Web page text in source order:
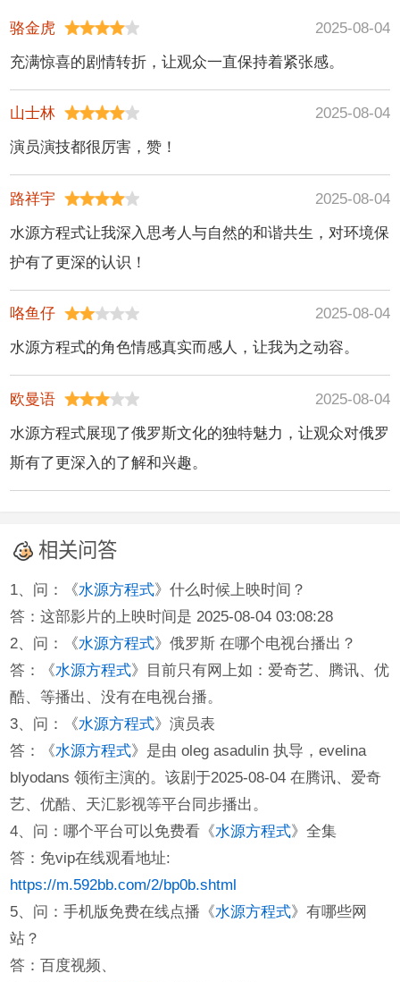
宾逊-史密斯,丹娜·奎
廉斯,克莱斯·威廉斯,
林恩·惠特菲尔德,帕
特里夏·贝尔彻,乔娜·
肖,史蒂夫·图森特,温
德,雅克·考利蒙,泽克
骆金虎
2025-08-04
充满惊喜的剧情转折，让观众一直保持着紧张感。
山士林
2025-08-04
演员演技都很厉害，赞！
路祥宇
2025-08-04
水源方程式让我深入思考人与自然的和谐共生，对环境保
护有了更深的认识！
咯鱼仔
2025-08-04
水源方程式的角色情感真实而感人，让我为之动容。
欧曼语
2025-08-04
水源方程式展现了俄罗斯文化的独特魅力，让观众对俄罗
斯有了更深入的了解和兴趣。
相关问答
1、问：《水源方程式》什么时候上映时间？
答：这部影片的上映时间是 2025-08-04 03:08:28
2、问：《水源方程式》俄罗斯 在哪个电视台播出？
答：《水源方程式》目前只有网上如：爱奇艺、腾讯、优
酷、等播出、没有在电视台播。
3、问：《水源方程式》演员表
答：《水源方程式》是由 oleg asadulin 执导，evelina
blyodans 领衔主演的。该剧于2025-08-04 在腾讯、爱奇
艺、优酷、天汇影视等平台同步播出。
4、问：哪个平台可以免费看《水源方程式》全集
答：免vip在线观看地址:
https://m.592bb.com/2/bp0b.shtml
5、问：手机版免费在线点播《水源方程式》有哪些网
站？
答：百度视频、